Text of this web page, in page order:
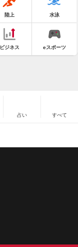
陸上 水泳
ビジネス eスポーツ
占い すべて